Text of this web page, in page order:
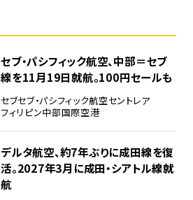
セブ・パシフィック航空、中部＝セブ
線を11月19日就航。100円セールも
セブセブ・パシフィック航空セントレア
フィリピン中部国際空港
デルタ航空、約7年ぶりに成田線を復
活。2027年3月に成田・シアトル線就
航